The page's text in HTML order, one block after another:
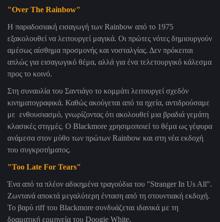
"Over The Rainbow"
Η παραδοσιακή εισαγωγή των Rainbow από το 1975
εξακολουθεί να λειτουργεί μαγικά. Οι πρώτες νότες δημιουργούν
αμέσως αίσθημα προσμονής και νοσταλγίας. Δεν πρόκειται
απλώς για εισαγωγικό θέμα, αλλά για ένα τελετουργικό κάλεσμα
προς το κοινό.
Στη συναυλία του Σαντιάγο το κομμάτι λειτουργεί σχεδόν
κινηματογραφικά. Καθώς ακούγεται από τα ηχεία, αντιδρούσαμε
με ενθουσιασμό, γνωρίζοντας ότι ακολουθεί μια βραδιά γεμάτη
κλασικές στιγμές. Ο Blackmore χρησιμοποιεί το θέμα ως γέφυρα
ανάμεσα στον μύθο των πρώτων Rainbow και στη νέα εκδοχή
του συγκροτήματος.
"Too Late For Tears"
Ένα από τα πλέον αδικημένα τραγούδια του "Stranger In Us All".
Ζωντανά αποκτά μεγαλύτερη ένταση από τη στουντιακή εκδοχή.
Το βαρύ riff του Blackmore συνδυάζεται ιδανικά με τη
δραματική ερμηνεία του Doogie White.